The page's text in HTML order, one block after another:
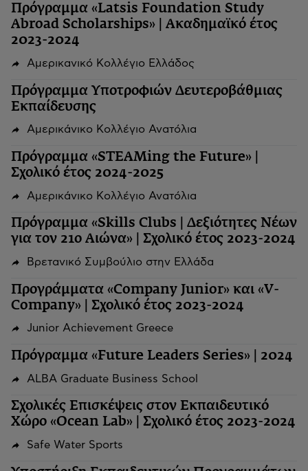
Πρόγραμμα «Latsis Foundation Study
Abroad Scholarships» | Ακαδημαϊκό έτος
2023-2024
Αμερικανικό Κολλέγιο Ελλάδος
Πρόγραμμα Υποτροφιών Δευτεροβάθμιας
Εκπαίδευσης
Αμερικάνικο Κολλέγιο Ανατόλια
Πρόγραμμα «STEAMing the Future» |
Σχολικό έτος 2024-2025
Αμερικάνικο Κολλέγιο Ανατόλια
Πρόγραμμα «Skills Clubs | Δεξιότητες Νέων
για τον 21ο Αιώνα» | Σχολικό έτος 2023-2024
Βρετανικό Συμβούλιο στην Ελλάδα
Προγράμματα «Company Junior» και «V-
Company» | Σχολικό έτος 2023-2024
Junior Achievement Greece
Πρόγραμμα «Future Leaders Series» | 2024
ALBA Graduate Business School
Σχολικές Επισκέψεις στον Εκπαιδευτικό
Χώρο «Ocean Lab» | Σχολικό έτος 2023-2024
Safe Water Sports